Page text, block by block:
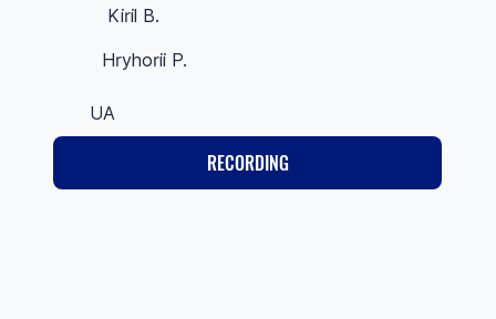
Kiril B.
Hryhorii P.
UA
RECORDING